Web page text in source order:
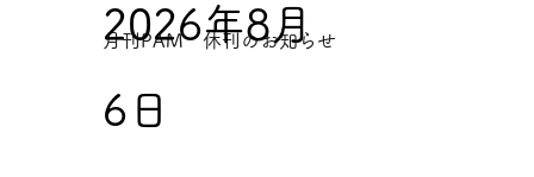
月刊PAM 休刊のお知らせ
2026年8月
6日